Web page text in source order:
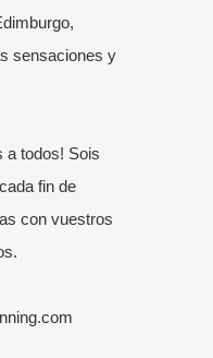
sensaciones y
a todos! Sois
fin de
con vuestros